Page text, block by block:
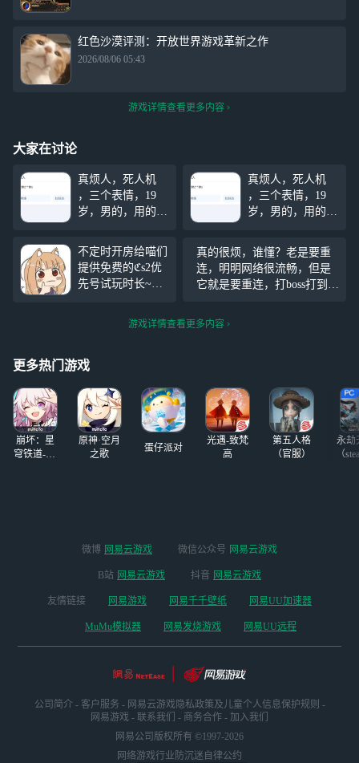
红色沙漠评测：开放世界游戏革新之作
2026/08/06 05:43
游戏详情查看更多内容
大家在讨论
真烦人，死人机
，三个表情，19
岁，男的，用的手
多块钱多块钱，拼
多多上面买的，真
的是笑死了，天天
就知道打游戏，他
个游戏，天天只会
号，
真烦人，死人机
，三个表情，19
岁，男的，用的手
多块钱多块钱，拼
多多上面买的，真
的是笑死了，天天
就知道打游戏，他
不定时开房给喵们
提供免费的ℭs2优
先号试玩时长~拥
云电脑的喵可包房
~ 本号有3个女探
上麦的喵轮流玩，
给下一位喵玩，该
回合赢了就继续
玩，如果这局游戏
真的很烦，谁懂？老是要重
连，明明网络很流畅，但是
它就是要重连，打boss打到丝
然就重连，重连上了，发现
游戏详情查看更多内容
更多热门游戏
崩坏：星
穹铁道-4.4
原神·空月
之歌
蛋仔派对
光遇-致梵
高
第五人格
（官服）
永劫
（
微博 网易云游戏 微信公众号 网易云游戏
B站 网易云游戏 抖音 网易云游戏
友情链接 网易游戏 网易千千壁纸 网易UU加速器
MuMu模拟器 网易发烧游戏 网易UU远程
公司简介 - 客户服务 - 网易云游戏隐私政策及儿童个人信息保护规则 -
网易游戏 - 联系我们 - 商务合作 - 加入我们
网易公司版权所有 ©1997-2026
网络游戏行业防沉迷自律公约